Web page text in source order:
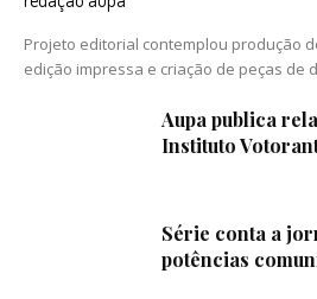
Projeto editorial contemplou produção
edição impressa e criação de peças de
Aupa publica
Instituto
Série conta a
potências